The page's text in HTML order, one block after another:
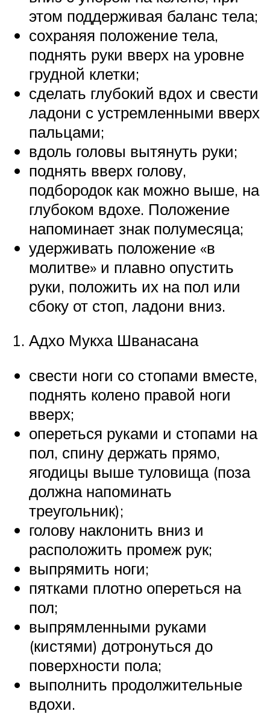
этом поддерживая баланс тела;
сохраняя положение тела,
поднять руки вверх на уровне
грудной клетки;
сделать глубокий вдох и свести
ладони с устремленными вверх
пальцами;
вдоль головы вытянуть руки;
поднять вверх голову,
подбородок как можно выше, на
глубоком вдохе. Положение
напоминает знак полумесяца;
удерживать положение «в
молитве» и плавно опустить
руки, положить их на пол или
сбоку от стоп, ладони вниз.
Адхо Мукха Шванасана
свести ноги со стопами вместе,
поднять колено правой ноги
вверх;
опереться руками и стопами на
пол, спину держать прямо,
ягодицы выше туловища (поза
должна напоминать
треугольник);
голову наклонить вниз и
расположить промеж рук;
выпрямить ноги;
пятками плотно опереться на
пол;
выпрямленными руками
(кистями) дотронуться до
поверхности пола;
выполнить продолжительные
вдохи.